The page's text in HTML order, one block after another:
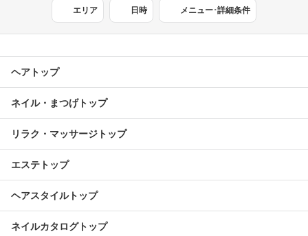
エリア 日時 メニュー･詳細条件
ヘアトップ
ネイル・まつげトップ
リラク・マッサージトップ
エステトップ
ヘアスタイルトップ
ネイルカタログトップ